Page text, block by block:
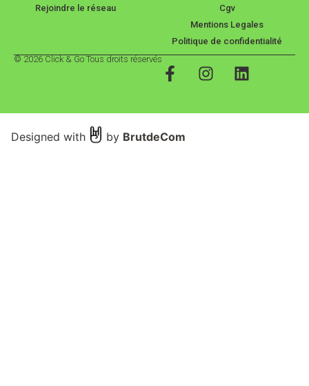
Rejoindre le réseau
Cgv
Mentions Legales
Politique de confidentialité
© 2026 Click & Go Tous droits réservés
Designed with by BrutdeCom